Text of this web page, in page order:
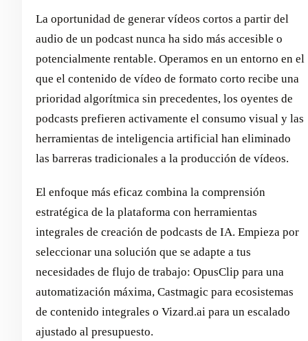
La oportunidad de generar vídeos cortos a partir del
audio de un podcast nunca ha sido más accesible o
potencialmente rentable. Operamos en un entorno en el
que el contenido de vídeo de formato corto recibe una
prioridad algorítmica sin precedentes, los oyentes de
podcasts prefieren activamente el consumo visual y las
herramientas de inteligencia artificial han eliminado
las barreras tradicionales a la producción de vídeos.
El enfoque más eficaz combina la comprensión
estratégica de la plataforma con herramientas
integrales de creación de podcasts de IA. Empieza por
seleccionar una solución que se adapte a tus
necesidades de flujo de trabajo: OpusClip para una
automatización máxima, Castmagic para ecosistemas
de contenido integrales o Vizard.ai para un escalado
ajustado al presupuesto.